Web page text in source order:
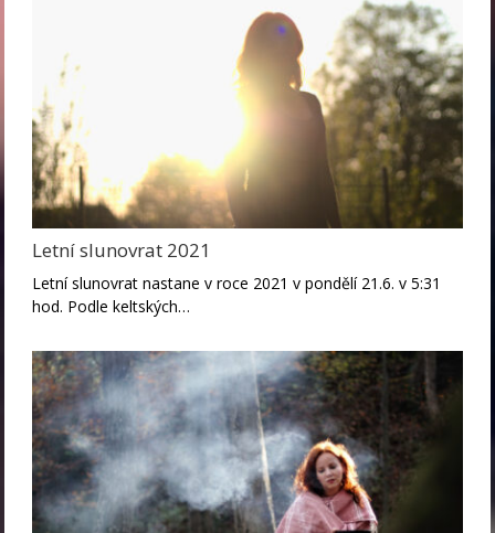
Letní slunovrat 2021
Letní slunovrat nastane v roce 2021 v pondělí 21.6. v 5:31
hod. Podle keltských…